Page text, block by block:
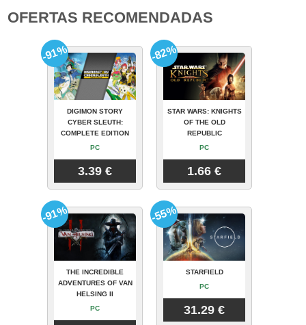
OFERTAS RECOMENDADAS
DIGIMON STORY
CYBER SLEUTH:
COMPLETE EDITION
PC
3.39 €
-91%
STAR WARS: KNIGHTS
OF THE OLD
REPUBLIC
PC
1.66 €
-82%
THE INCREDIBLE
ADVENTURES OF VAN
HELSING II
PC
-91%
STARFIELD
PC
31.29 €
-55%